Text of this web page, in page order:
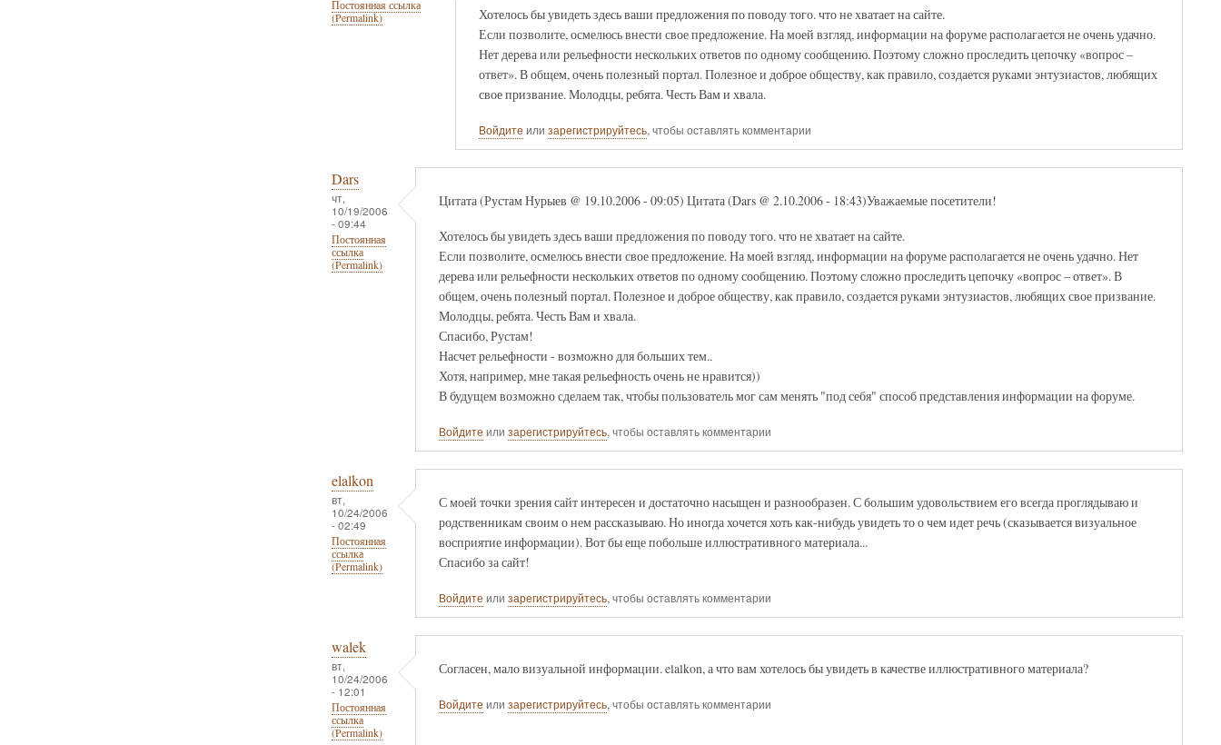
Постоянная ссылка
(Permalink)
Хотелось бы увидеть здесь ваши предложения по поводу того. что не хватает на сайте.
Если позволите, осмелюсь внести свое предложение. На моей взгляд, информации на форуме располагается не очень удачно.
Нет дерева или рельефности нескольких ответов по одному сообщению. Поэтому сложно проследить цепочку «вопрос –
ответ». В общем, очень полезный портал. Полезное и доброе обществу, как правило, создается руками энтузиастов, любящих
свое призвание. Молодцы, ребята. Честь Вам и хвала.
Войдите или зарегистрируйтесь, чтобы оставлять комментарии
Dars
чт,
10/19/2006
- 09:44
Постоянная
ссылка
(Permalink)
Цитата (Рустам Нурыев @ 19.10.2006 - 09:05) Цитата (Dars @ 2.10.2006 - 18:43)Уважаемые посетители!
Хотелось бы увидеть здесь ваши предложения по поводу того. что не хватает на сайте.
Если позволите, осмелюсь внести свое предложение. На моей взгляд, информации на форуме располагается не очень удачно. Нет
дерева или рельефности нескольких ответов по одному сообщению. Поэтому сложно проследить цепочку «вопрос – ответ». В
общем, очень полезный портал. Полезное и доброе обществу, как правило, создается руками энтузиастов, любящих свое призвание.
Молодцы, ребята. Честь Вам и хвала.
Спасибо, Рустам!
Насчет рельефности - возможно для больших тем..
Хотя, например, мне такая рельефность очень не нравится))
В будущем возможно сделаем так, чтобы пользователь мог сам менять "под себя" способ представления информации на форуме.
Войдите или зарегистрируйтесь, чтобы оставлять комментарии
elalkon
вт,
10/24/2006
- 02:49
Постоянная
ссылка
(Permalink)
С моей точки зрения сайт интересен и достаточно насыщен и разнообразен. С большим удовольствием его всегда проглядываю и
родственникам своим о нем рассказываю. Но иногда хочется хоть как-нибудь увидеть то о чем идет речь (сказывается визуальное
восприятие информации). Вот бы еще побольше иллюстративного материала...
Спасибо за сайт!
Войдите или зарегистрируйтесь, чтобы оставлять комментарии
walek
вт,
10/24/2006
- 12:01
Постоянная
ссылка
(Permalink)
Согласен, мало визуальной информации. elalkon, а что вам хотелось бы увидеть в качестве иллюстративного материала?
Войдите или зарегистрируйтесь, чтобы оставлять комментарии